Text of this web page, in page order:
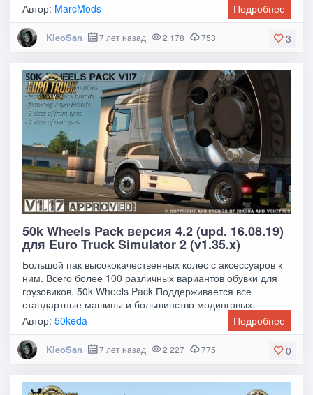
Автор: MarcMods Подробнее
3
KleoSan 7 лет назад 2 178 753
50k Wheels Pack версия 4.2 (upd. 16.08.19)
для Euro Truck Simulator 2 (v1.35.x)
Большой пак высококачественных колес с аксессуаров к
ним. Всего более 100 различных вариантов обувки для
грузовиков. 50k Wheels Pack Поддерживается все
стандартные машины и большинство модинговых.
Автор:50keda Подробнее
0
KleoSan 7 лет назад 2 227 775